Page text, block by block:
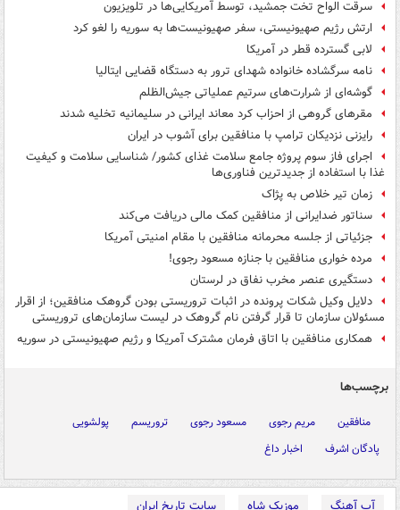
سرقت الواح تخت ‌جمشید، توسط آمریکایی‌ها در تلویزیون
ارتش رژیم صهیونیستی، سفر صهیونیست‌ها به سوریه را لغو کرد
لابی گسترده قطر در آمریکا
نامه سرگشاده خانواده شهدای ترور به دستگاه قضایی ایتالیا
گوشه‌ای از شرارت‌های سرتیم عملیاتی جیش‌الظلم
مقرهای گروهی از احزاب کرد معاند ایرانی در سلیمانیه تخلیه شدند
رایزنی نزدیکان ترامپ با منافقین برای آشوب در ایران
اجرای فاز سوم پروژه جامع سلامت غذای کشور/ شناسایی سلامت و کیفیت
غذا با استفاده از جدیدترین فناوری‌ها
زمان تیر خلاص به پژاک
سناتور ضدایرانی از منافقین کمک مالی دریافت می‌کند
جزئیاتی از جلسه محرمانه منافقین با مقام امنیتی آمریکا
مرده خواری منافقین با جنازه مسعود رجوی!
دستگیری عنصر مخرب نفاق در لرستان
دلایل وکیل شکات پرونده در اثبات تروریستی بودن گروهک منافقین؛ از اقرار
مسئولان سازمان تا قرار گرفتن نام گروهک در لیست سازمان‌های تروریستی
همکاری منافقین با اتاق فرمان مشترک آمریکا و رژیم صهیونیستی در سوریه
برچسب‌ها
منافقین مریم رجوی مسعود رجوی تروریسم
پولشویی
پادگان اشرف
اخبار داغ